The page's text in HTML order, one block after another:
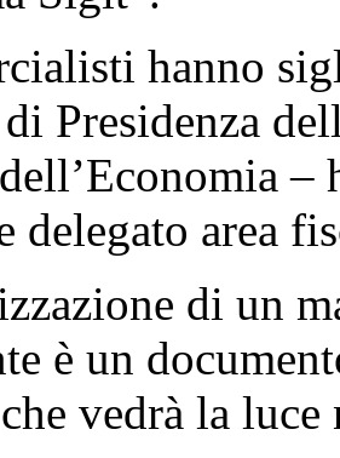
hanno
Presidenza
delegato area
di un
è un
vedrà la luce